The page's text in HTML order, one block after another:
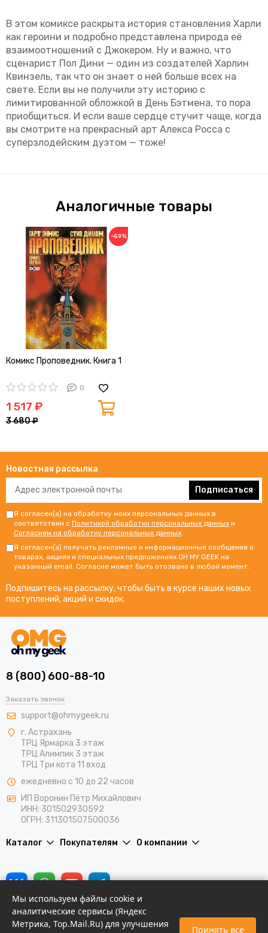
В этом комиксе раскрыта история становления Харли
как героини и подробно представлена природа её
взаимоотношений с Джокером. Ну и важно, что
сценарист Пол Дини — один из создателей Харлин
Квинзель, так что он знает о ней больше всех на
свете. Если вы не получили эту историю с
лимитированной обложкой в День Бэтмена, то пора
приобщиться. И если ваше сердце стучит чаще, когда
вы смотрите на прекрасный арт Алекса Росса с
суперзлодейским дуэтом — тоже!
Аналогичные товары
−59%
Комикс Проповедник. Книга 1
0
1 517 ₽
3 680 ₽
Новостная рассылка
Подписаться
Я согласен(а) на обработку моих персональных данных в
соответствии с Политикой обработки персональных данных и
Согласием на обработку персональных данных.
Я согласен(а) получать рекламные и информационные сообщения о
товарах, акциях и специальных предложениях OH MY GEEK на
указанный email. Согласие может быть отозвано в любой момент.
Подпишитесь на рассылку, чтобы быть в курсе наших новых
поступлений, акций и скидок.
8 (800) 600-88-10
Заказать звонок
support@ohmygeek.ru
г. Астрахань
ТРЦ Ярмарка 3 этаж
ТРЦ Алимпик 3 этаж
ТРЦ Три кота 11 вход
ежедневно с 10 до 22 часов
ИП Воронин Пётр Михайлович
ИНН: 301502930592
ОГРН: 311301507500036
Каталог Покупателям О компании
Мы используем файлы cookie и
аналитические сервисы (Яндекс
Метрика, Top.Mail.Ru) для улучшения
Принять все